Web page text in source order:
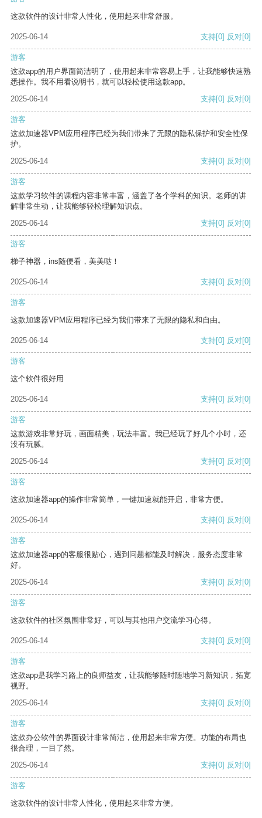
这款软件的设计非常人性化，使用起来非常舒服。
2025-06-14 支持[0] 反对[0]
游客
这款app的用户界面简洁明了，使用起来非常容易上手，让我能够快速熟
悉操作。我不用看说明书，就可以轻松使用这款app。
2025-06-14
支持[0] 反对[0]
游客
这款加速器VPM应用程序已经为我们带来了无限的隐私保护和安全性保
护。
2025-06-14
支持[0] 反对[0]
游客
这款学习软件的课程内容非常丰富，涵盖了各个学科的知识。老师的讲
解非常生动，让我能够轻松理解知识点。
2025-06-14
支持[0] 反对[0]
游客
梯子神器，ins随便看，美美哒！
2025-06-14 支持[0] 反对[0]
游客
这款加速器VPM应用程序已经为我们带来了无限的隐私和自由。
2025-06-14 支持[0] 反对[0]
游客
这个软件很好用
2025-06-14 支持[0] 反对[0]
游客
这款游戏非常好玩，画面精美，玩法丰富。我已经玩了好几个小时，还
没有玩腻。
2025-06-14
支持[0] 反对[0]
游客
这款加速器app的操作非常简单，一键加速就能开启，非常方便。
2025-06-14 支持[0] 反对[0]
游客
这款加速器app的客服很贴心，遇到问题都能及时解决，服务态度非常
好。
2025-06-14
支持[0] 反对[0]
游客
这款软件的社区氛围非常好，可以与其他用户交流学习心得。
2025-06-14 支持[0] 反对[0]
游客
这款app是我学习路上的良师益友，让我能够随时随地学习新知识，拓宽
视野。
2025-06-14
支持[0] 反对[0]
游客
这款办公软件的界面设计非常简洁，使用起来非常方便。功能的布局也
很合理，一目了然。
2025-06-14
支持[0] 反对[0]
游客
这款软件的设计非常人性化，使用起来非常方便。